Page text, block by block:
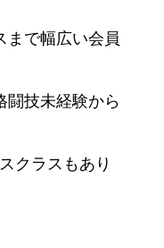
まで幅広い会員
闘技未経験から
クラスもあり